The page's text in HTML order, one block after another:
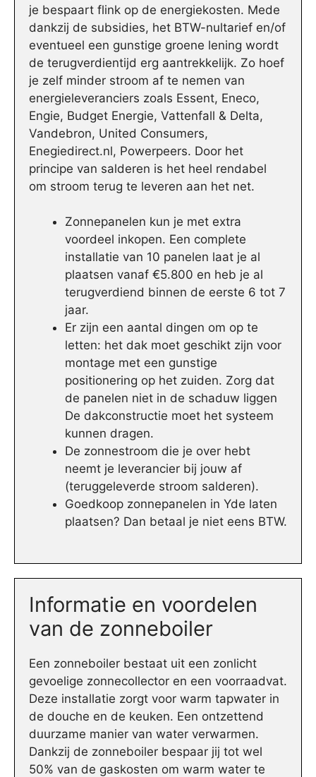
je bespaart flink op de energiekosten. Mede
dankzij de subsidies, het BTW-nultarief en/of
eventueel een gunstige groene lening wordt
de terugverdientijd erg aantrekkelijk. Zo hoef
je zelf minder stroom af te nemen van
energieleveranciers zoals Essent, Eneco,
Engie, Budget Energie, Vattenfall & Delta,
Vandebron, United Consumers,
Enegiedirect.nl, Powerpeers. Door het
principe van salderen is het heel rendabel
om stroom terug te leveren aan het net.
Zonnepanelen kun je met extra
voordeel inkopen. Een complete
installatie van 10 panelen laat je al
plaatsen vanaf €5.800 en heb je al
terugverdiend binnen de eerste 6 tot 7
jaar.
Er zijn een aantal dingen om op te
letten: het dak moet geschikt zijn voor
montage met een gunstige
positionering op het zuiden. Zorg dat
de panelen niet in de schaduw liggen
De dakconstructie moet het systeem
kunnen dragen.
De zonnestroom die je over hebt
neemt je leverancier bij jouw af
(teruggeleverde stroom salderen).
Goedkoop zonnepanelen in Yde laten
plaatsen? Dan betaal je niet eens BTW.
Informatie en voordelen
van de zonneboiler
Een zonneboiler bestaat uit een zonlicht
gevoelige zonnecollector en een voorraadvat.
Deze installatie zorgt voor warm tapwater in
de douche en de keuken. Een ontzettend
duurzame manier van water verwarmen.
Dankzij de zonneboiler bespaar jij tot wel
50% van de gaskosten om warm water te